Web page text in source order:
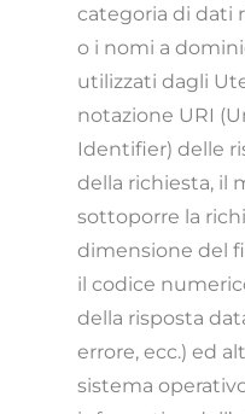
categoria di dati
o i nomi a
utilizzati dagli
notazione URI
Identifier) delle
della richiesta, il
sottoporre la
dimensione del
il codice
della risposta
errore, ecc.) ed
sistema